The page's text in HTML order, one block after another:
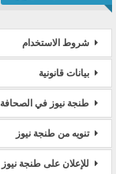
شروط الاستخدام
بيانات قانونية
طنجة نيوز في الصحافة
تنويه من طنجة نيوز
للإعلان على طنجة نيوز